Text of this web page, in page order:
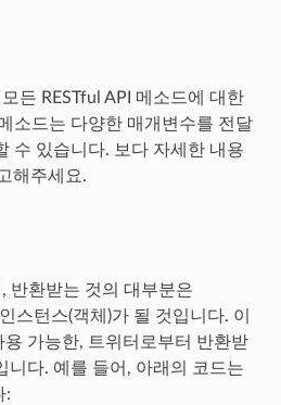
든 RESTful API 메소드에 대한
소드는 다양한 매개변수를 전달
수 있습니다. 보다 자세한 내용
해주세요.
반환받는 것의 대부분은
스턴스(객체)가 될 것입니다. 이
가능한, 트위터로부터 반환받
니다. 예를 들어, 아래의 코드는
: